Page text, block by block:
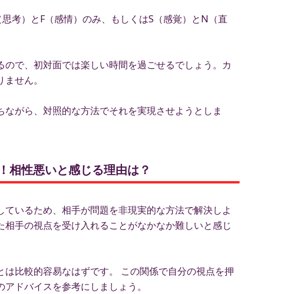
考）とF（感情）のみ、もしくはS（感覚）とN（直
で、初対面では楽しい時間を過ごせるでしょう。カ
せん。
がら、対照的な方法でそれを実現させようとしま
性悪いと感じる理由は？
いるため、相手が問題を非現実的な方法で解決しよ
手の視点を受け入れることがなかなか難しいと感じ
比較的容易なはずです。 この関係で自分の視点を押
ドバイスを参考にしましょう。